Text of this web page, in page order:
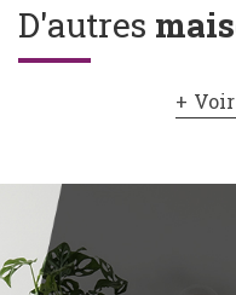
D'autres